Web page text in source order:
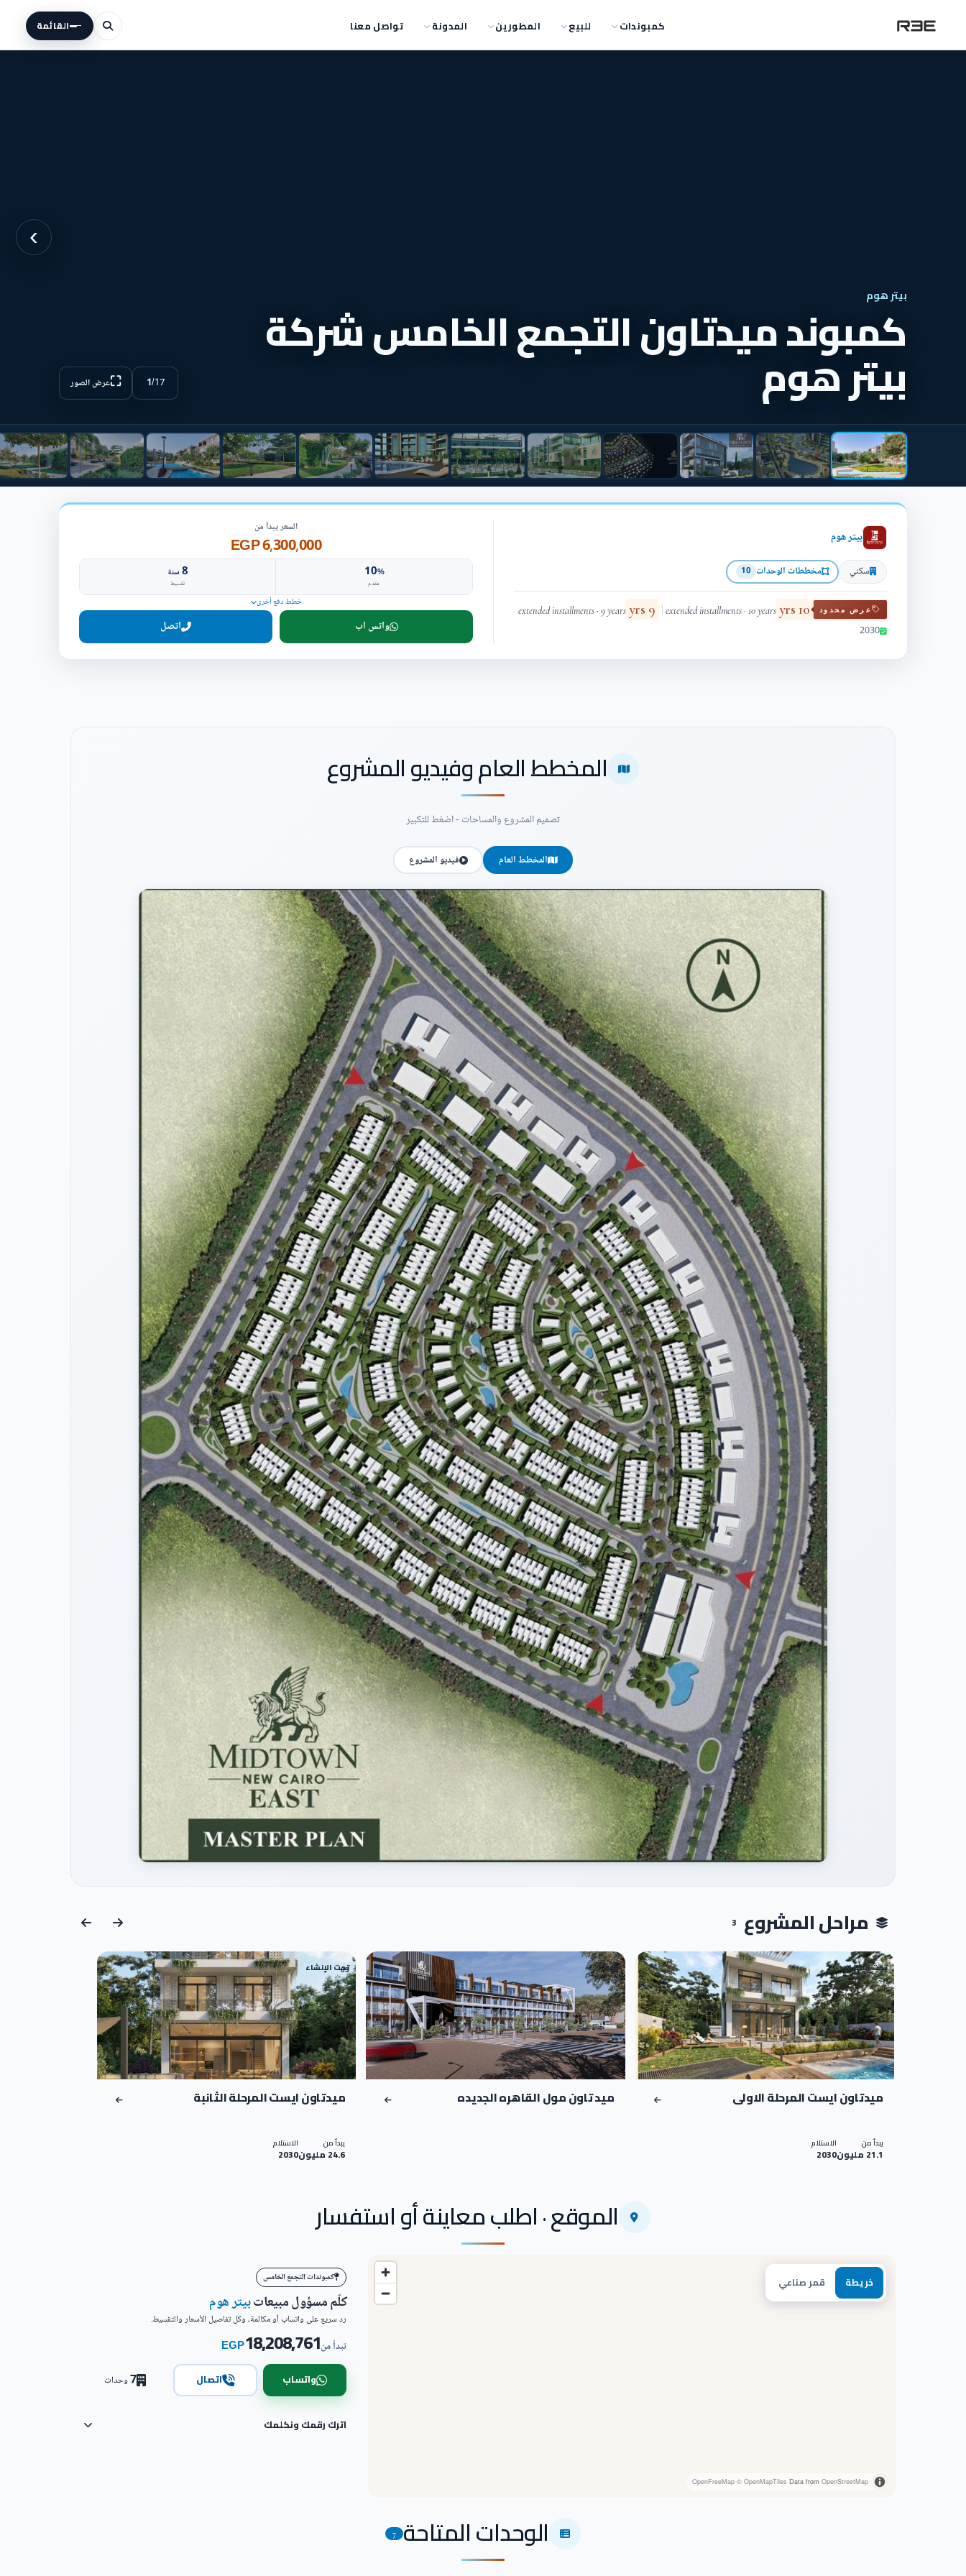
كمبوندات للبيع المطورين المدونة تواصل معنا القائمة
›
بيتر هوم
كمبوند ميدتاون التجمع الخامس شركة
بيتر هوم 1/17
⛶عرض الصور
بيتر هوم
سكني مخططات الوحدات 10
عرض محدود 10 yrs
extended installments · 10 years
9 yrs
extended installments · 9 years
2030
السعر يبدأ من
6,300,000 EGP
10%
مقدم
8سنة
تقسيط
خطط دفع أخرى
واتس اب اتصل
المخطط العام وفيديو المشروع
تصميم المشروع والمساحات - اضغط للتكبير
المخطط العام فيديو المشروع
مراحل المشروع 3
تحت الإنشاء
01
ميدتاون ايست المرحلة الاولى
يبدأ من
21.1 مليون
الاستلام
2030
قريبًا
02
ميد تاون مول القاهره الجديده
تحت الإنشاء
03
ميدتاون ايست المرحلة الثانبة
يبدأ من
24.6 مليون
الاستلام
2030
الموقع · اطلب معاينة أو استفسار
خريطة قمر صناعي
OpenFreeMap © OpenMapTiles Data from OpenStreetMap
كمبوندات التجمع الخامس
كلّم مسؤول مبيعاتبيتر هوم
رد سريع على واتساب أو مكالمة، وكل تفاصيل الأسعار والتقسيط.
تبدأ من18,208,761
EGP
واتساب اتصال 7وحدات
اترك رقمك ونكلمك
الوحدات المتاحة 7